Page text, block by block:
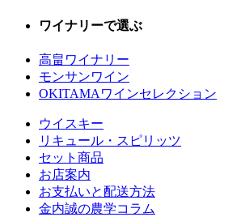
ワイナリーで選ぶ
高畠ワイナリー
モンサンワイン
OKITAMAワインセレクション
ウイスキー
リキュール・スピリッツ
セット商品
お店案内
お支払いと配送方法
金内誠の農学コラム